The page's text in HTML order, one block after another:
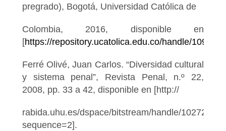
pregrado), Bogotá, Universidad Católica de
Colombia, 2016, disponible en
[https://repository.ucatolica.edu.co/handle/10983/
Ferré Olivé, Juan Carlos. “Diversidad cultural
y sistema penal”, Revista Penal, n.º 22,
2008, pp. 33 a 42, disponible en [http://
rabida.uhu.es/dspace/bitstream/handle/10272/
sequence=2].